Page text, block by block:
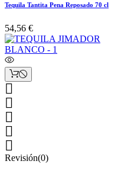
Tequila Tantita Pena Reposado 70 cl
54,56 €





Revisión(0)